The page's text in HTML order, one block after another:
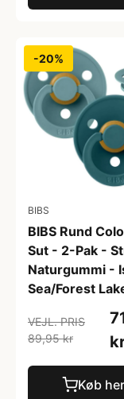
-20%
BIBS
BIBS Rund
Sut - 2-Pak -
Naturgummi -
Sea/Forest
VEJL. PRIS
89,95 kr
Køb her